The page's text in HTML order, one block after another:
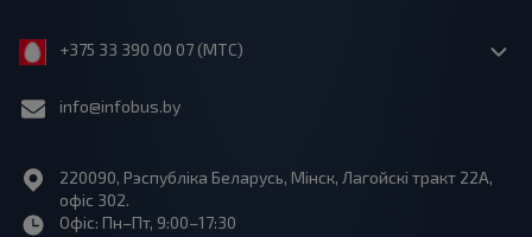
+375 33 390 00 07 (МТС)
info@infobus.by
220090, Рэспубліка Беларусь, Мінск, Лагойскі тракт 22A,
офіс 302.
Офіс: Пн–Пт, 9:00–17:30